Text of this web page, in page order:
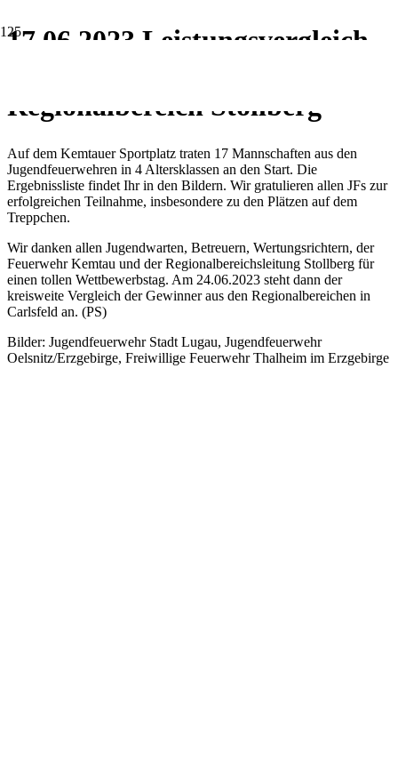
17.06.2023 Leistungsvergleich
Regionalbereich Stollberg
Auf dem Kemtauer Sportplatz traten 17 Mannschaften aus den
Jugendfeuerwehren in 4 Altersklassen an den Start. Die
Ergebnissliste findet Ihr in den Bildern. Wir gratulieren allen JFs zur
erfolgreichen Teilnahme, insbesondere zu den Plätzen auf dem
Treppchen.
Wir danken allen Jugendwarten, Betreuern, Wertungsrichtern, der
Feuerwehr Kemtau und der Regionalbereichsleitung Stollberg für
einen tollen Wettbewerbstag. Am 24.06.2023 steht dann der
kreisweite Vergleich der Gewinner aus den Regionalbereichen in
Carlsfeld an. (PS)
Bilder: Jugendfeuerwehr Stadt Lugau, Jugendfeuerwehr
Oelsnitz/Erzgebirge, Freiwillige Feuerwehr Thalheim im Erzgebirge